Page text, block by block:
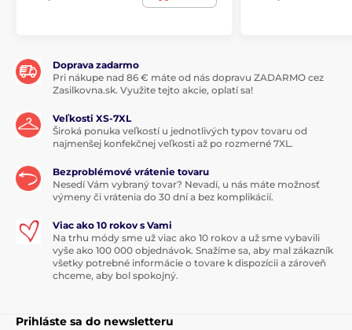
Doprava zadarmo
Pri nákupe nad 86 € máte od nás dopravu ZADARMO cez
Zasilkovna.sk. Využite tejto akcie, oplatí sa!
Veľkosti XS-7XL
Široká ponuka veľkostí u jednotlivých typov tovaru od
najmenšej konfekčnej veľkosti až po rozmerné 7XL.
Bezproblémové vrátenie tovaru
Nesedí Vám vybraný tovar? Nevadí, u nás máte možnosť
výmeny či vrátenia do 30 dní a bez komplikácií.
Viac ako 10 rokov s Vami
Na trhu módy sme už viac ako 10 rokov a už sme vybavili
vyše ako 100 000 objednávok. Snažíme sa, aby mal zákazník
všetky potrebné informácie o tovare k dispozícii a zároveň
chceme, aby bol spokojný.
Prihláste sa do newsletteru